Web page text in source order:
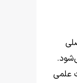
علمی